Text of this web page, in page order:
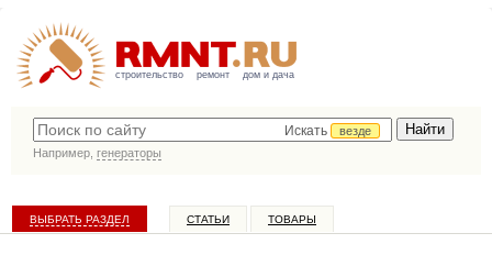
строительство ремонт дом и дача
Искать
везде
Например, генераторы
ВЫБРАТЬ РАЗДЕЛ СТАТЬИ ТОВАРЫ